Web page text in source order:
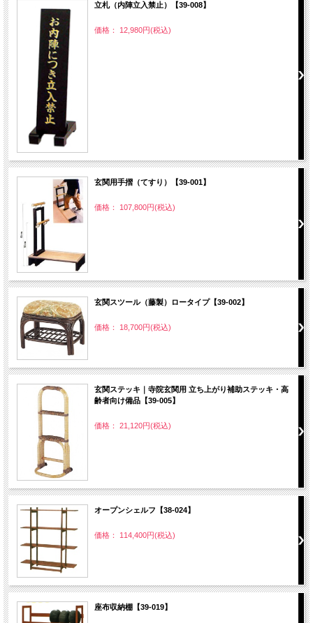
立札（内陣立入禁止）【39-008】
価格： 12,980円(税込)
玄関用手摺（てすり）【39-001】
価格： 107,800円(税込)
玄関スツール（藤製）ロータイプ【39-002】
価格： 18,700円(税込)
玄関ステッキ｜寺院玄関用 立ち上がり補助ステッキ・高
齢者向け備品【39-005】
価格： 21,120円(税込)
オープンシェルフ【38-024】
価格： 114,400円(税込)
座布収納棚【39-019】